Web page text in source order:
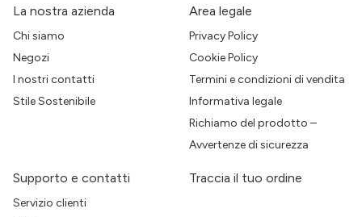
La nostra azienda
Chi siamo
Negozi
I nostri contatti
Stile Sostenibile
Area legale
Privacy Policy
Cookie Policy
Termini e condizioni di vendita
Informativa legale
Richiamo del prodotto –
Avvertenze di sicurezza
Supporto e contatti
Servizio clienti
Traccia il tuo ordine